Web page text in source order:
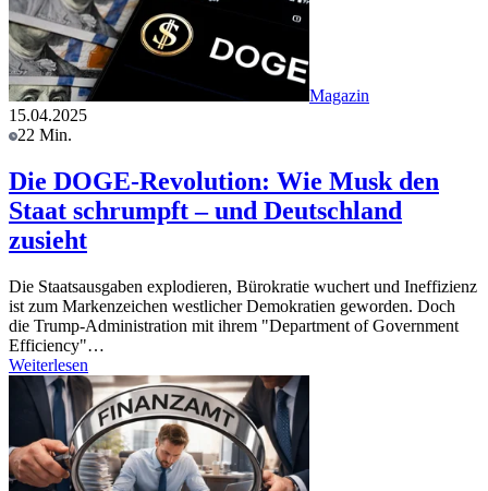
Magazin
15.04.2025
22 Min.
Die DOGE-Revolution: Wie Musk den
Staat schrumpft – und Deutschland
zusieht
Die Staatsausgaben explodieren, Bürokratie wuchert und Ineffizienz
ist zum Markenzeichen westlicher Demokratien geworden. Doch
die Trump-Administration mit ihrem "Department of Government
Efficiency"…
Weiterlesen